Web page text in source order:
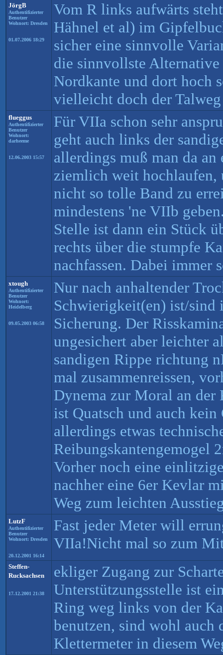
JörgB
Authentifizierter
Benutzer
Wohnort: Dresden
01.07.2006 18:29
Vom R links aufwärts
Hähnel et al) im
sicher eine sinnvolle
die sinnvollste
Nordkante und dort hoch
vielleicht doch der
flueggus
Authentifizierter
Benutzer
Wohnort:
darheeme
12.06.2003 15:57
Für VIIa schon sehr
geht auch links der
allerdings muß man da
ziemlich weit hochlaufen,
nicht so tolle Band zu
mindestens 'ne VIIb
Stelle ist dann ein Stück
rechts über die stumpfe
nachfassen. Dabei immer
xtough
Authentifizierter
Benutzer
Wohnort:
Heidelberg
09.05.2003 06:58
Nur nach anhaltender
Schwierigkeit(en) ist/sind
Sicherung. Der
ungesichert aber leichter
sandigen Rippe richtung
mal zusammenreissen,
Dynema zur Moral an der
ist Quatsch und auch kein
allerdings etwas
Reibungskantengemogel
Vorher noch eine
nachher eine 6er Kevlar
Weg zum leichten
LutzF
Authentifizierter
Benutzer
Wohnort: Dresden
20.12.2001 16:14
Fast jeder Meter will
VIIa!Nicht mal so zum
Steffen-
Rucksachsen
17.12.2001 21:38
ekliger Zugang zur
Unterstützungsstelle ist
Ring weg links von der
benutzen, sind wohl auch
Klettermeter in diesem